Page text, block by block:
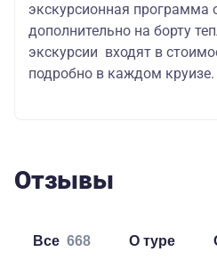
экскурсионная программа
дополнительно на борту
экскурсии входят в
подробно в каждом круизе.
Отзывы
Все 668 о туре